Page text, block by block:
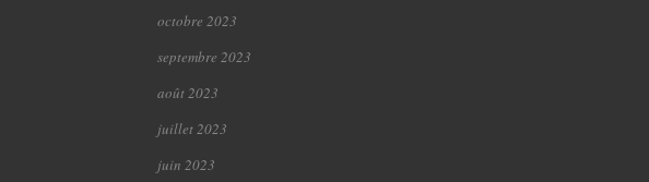
octobre 2023
septembre 2023
août 2023
juillet 2023
juin 2023